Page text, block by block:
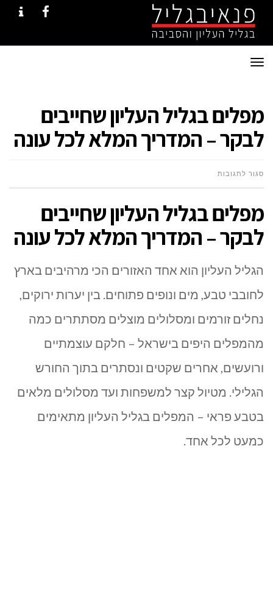
תפריט
מפלים בגליל העליון שחייבים
לבקר – המדריך המלא לכל עונה
סגור לתגובותעל
המלא
לכל
עונה
מפלים בגליל העליון שחייבים
לבקר – המדריך המלא לכל עונה
הגליל העליון הוא אחד האזורים הכי מרהיבים בארץ
לחובבי טבע, מים ונופים פתוחים. בין יערות ירוקים,
נחלים זורמים ומסלולים מוצלים מסתתרים כמה
מהמפלים היפים בישראל – חלקם עוצמתיים
ורועשים, אחרים שקטים ונסתרים בתוך החורש
הגלילי. מטיול קצר למשפחות ועד מסלולים מלאים
בטבע פראי – המפלים בגליל העליון מתאימים
כמעט לכל אחד.